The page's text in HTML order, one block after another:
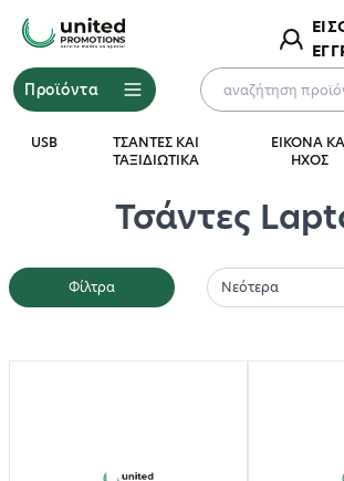
Προϊόντα
USB
ΤΣΑΝΤΕΣ ΚΑΙ
ΤΑΞΙΔΙΩΤΙΚΑ
ΕΙΚΟΝΑ
ΗΧΟΣ
Τσάντες
Φίλτρα